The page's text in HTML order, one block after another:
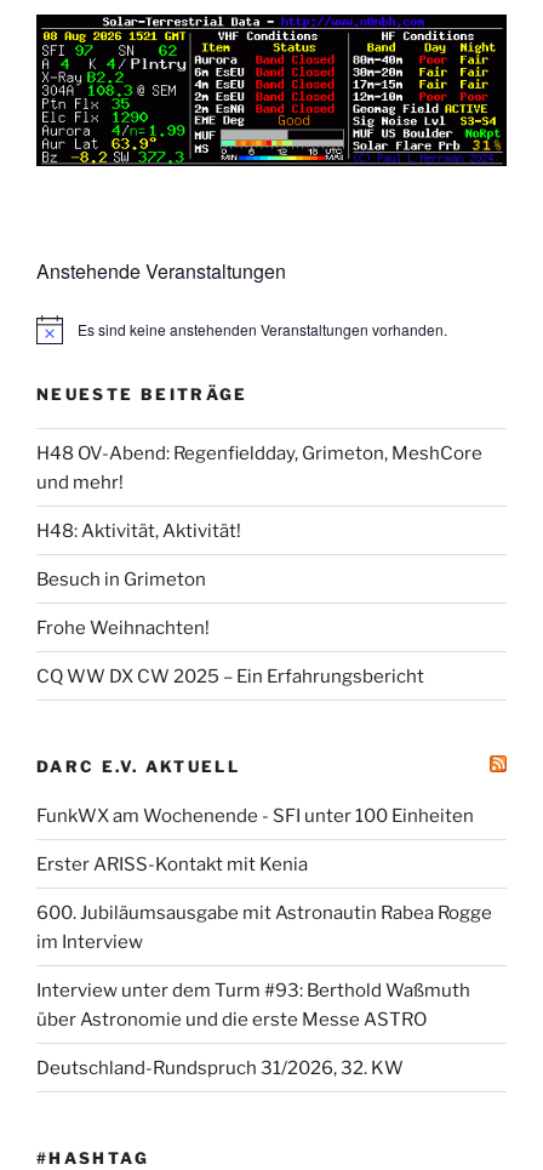
Anstehende Veranstaltungen
Es sind keine anstehenden Veranstaltungen vorhanden.
NEUESTE BEITRÄGE
H48 OV-Abend: Regenfieldday, Grimeton, MeshCore
und mehr!
H48: Aktivität, Aktivität!
Besuch in Grimeton
Frohe Weihnachten!
CQ WW DX CW 2025 – Ein Erfahrungsbericht
DARC E.V. AKTUELL
FunkWX am Wochenende - SFI unter 100 Einheiten
Erster ARISS-Kontakt mit Kenia
600. Jubiläumsausgabe mit Astronautin Rabea Rogge
im Interview
Interview unter dem Turm #93: Berthold Waßmuth
über Astronomie und die erste Messe ASTRO
Deutschland-Rundspruch 31/2026, 32. KW
#HASHTAG